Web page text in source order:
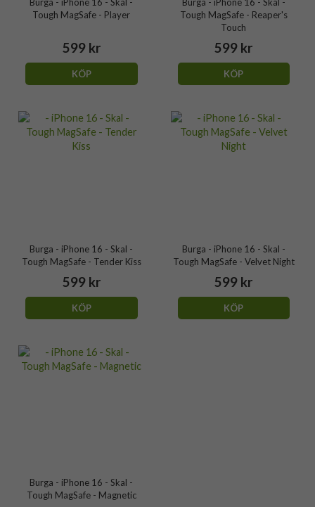
Burga - iPhone 16 - Skal -
Tough MagSafe - Player
599 kr
KÖP
Burga - iPhone 16 - Skal -
Tough MagSafe - Reaper's
Touch
599 kr
KÖP
Burga - iPhone 16 - Skal -
Tough MagSafe - Tender Kiss
599 kr
KÖP
Burga - iPhone 16 - Skal -
Tough MagSafe - Velvet Night
599 kr
KÖP
Burga - iPhone 16 - Skal -
Tough MagSafe - Magnetic